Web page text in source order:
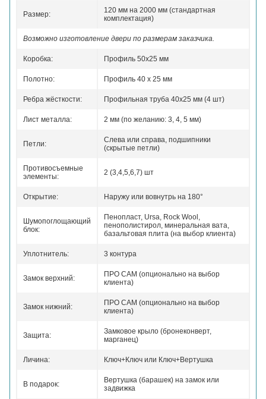
Размер:
120 мм на 2000 мм (стандартная
комплектация)
Возможно изготовление двери по размерам заказчика.
Коробка: Профиль 50x25 мм
Полотно: Профиль 40 x 25 мм
Ребра жёсткости: Профильная труба 40х25 мм (4 шт)
Лист металла: 2 мм (по желанию: 3, 4, 5 мм)
Петли:
Слева или справа, подшипники
(скрытые петли)
Противосъемные
элементы:
2 (3,4,5,6,7) шт
Открытие: Наружу или вовнутрь на 180°
Шумопоглощающий
блок:
Пенопласт, Ursa, Rock Wool,
пенополистирол, минеральная вата,
базальтовая плита (на выбор клиента)
Уплотнитель: 3 контура
Замок верхний:
ПРО САМ (опционально на выбор
клиента)
Замок нижний:
ПРО САМ (опционально на выбор
клиента)
Защита:
Замковое крыло (бронеконверт,
марганец)
Личина: Ключ+Ключ или Ключ+Вертушка
В подарок:
Вертушка (барашек) на замок или
задвижка